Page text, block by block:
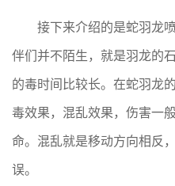
接下来介绍的是蛇羽龙
伴们并不陌生，就是羽龙的
的毒时间比较长。在蛇羽龙
毒效果，混乱效果，伤害一
命。混乱就是移动方向相反
误。